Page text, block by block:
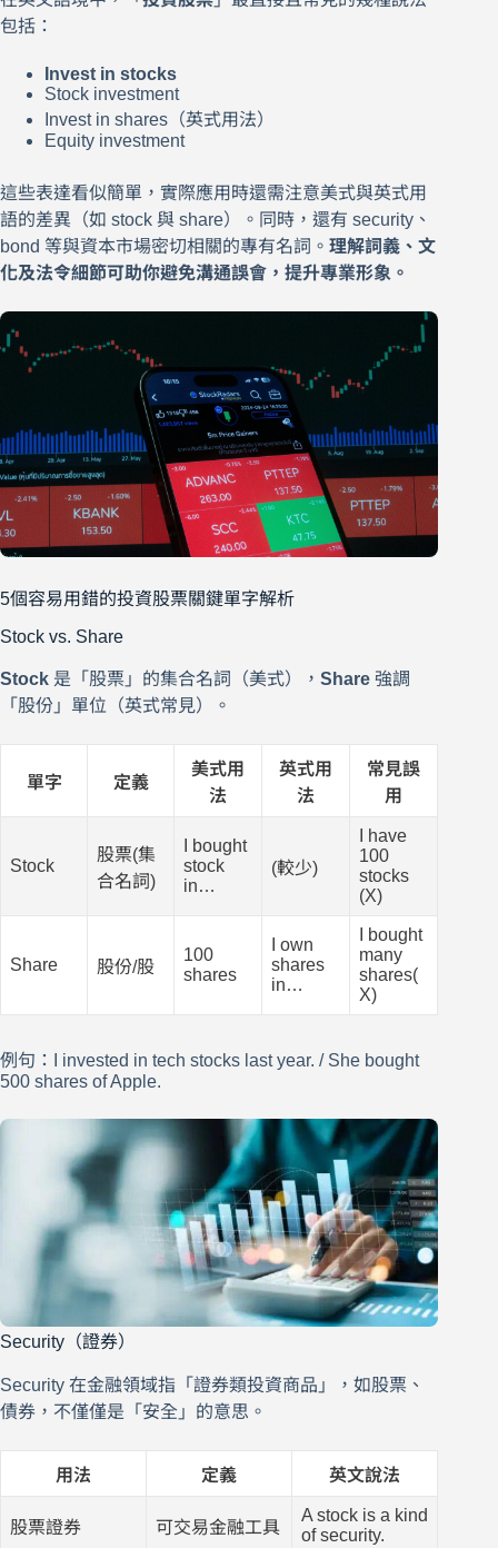
包括：
Invest in stocks
Stock investment
Invest in shares（英式用法）
Equity investment
這些表達看似簡單，實際應用時還需注意美式與英式用
語的差異（如 stock 與 share）。同時，還有 security、
bond 等與資本市場密切相關的專有名詞。 理解詞義、文
化及法令細節可助你避免溝通誤會，提升專業形象。
5個容易用錯的投資股票關鍵單字解析
Stock vs. Share
Stock 是「股票」的集合名詞（美式）， Share 強調
「股份」單位（英式常見）。
單字 定義
美式用
法
英式用
法
常見誤
用
Stock
股票(集
合名詞)
I bought
stock
in…
(較少)
I have
100
stocks
(X)
Share 股份/股
100
shares
I own
shares
in…
I bought
many
shares(
X)
例句：I invested in tech stocks last year. / She bought
500 shares of Apple.
Security（證券）
Security 在金融領域指「證券類投資商品」，如股票、
債券，不僅僅是「安全」的意思。
用法 定義 英文說法
股票證券 可交易金融工具
A stock is a kind
of security.